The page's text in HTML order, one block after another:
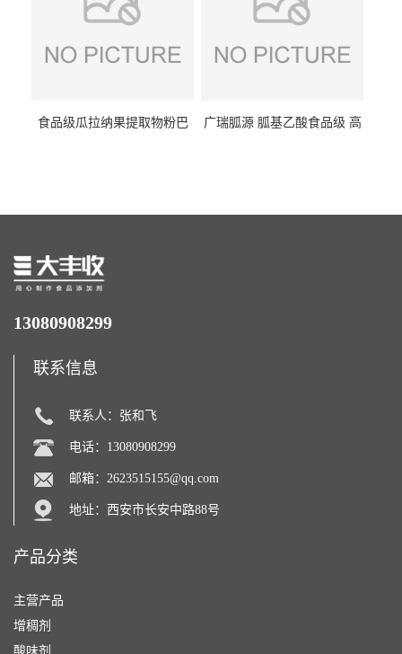
食品级瓜拉纳果提取物粉巴
广瑞胍源 胍基乙酸食品级 高
13080908299
联系信息
联系人：张和飞
电话：13080908299
邮箱： 2623515155@qq.com
地址：西安市长安中路88号
产品分类
主营产品
增稠剂
酸味剂